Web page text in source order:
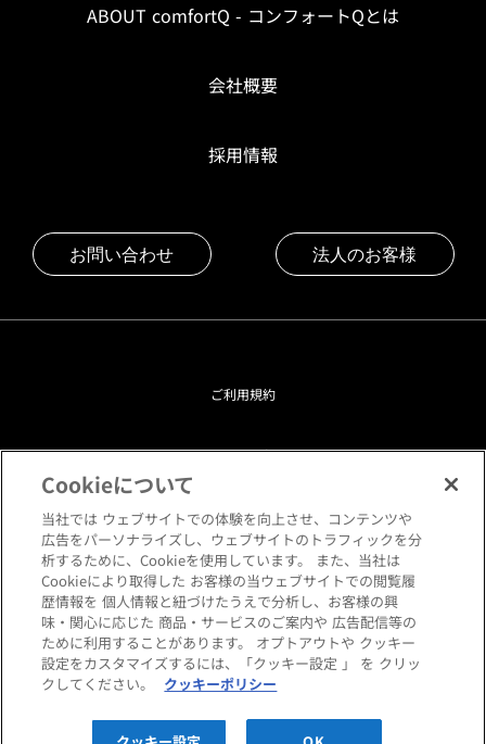
ABOUT comfortQ - コンフォートQとは
会社概要
採用情報
お問い合わせ 法人のお客様
Copyright © HANKYU HOME STYLING Co.,LTD All rights reserved.
ご利用規約
プライバシーポリシー
クッキーポリシー
閲覧環境について
サイトマップ
Cookieについて
当社では ウェブサイトでの体験を向上させ、コンテンツや
広告をパーソナライズし、ウェブサイトのトラフィックを分
析するために、Cookieを使用しています。 また、当社は
Cookieにより取得した お客様の当ウェブサイトでの閲覧履
歴情報を 個人情報と紐づけたうえで分析し、お客様の興
味・関心に応じた 商品・サービスのご案内や 広告配信等の
ために利用することがあります。 オプトアウトや クッキー
設定をカスタマイズするには、「クッキー設定 」 を クリッ
クしてください。
クッキーポリシー